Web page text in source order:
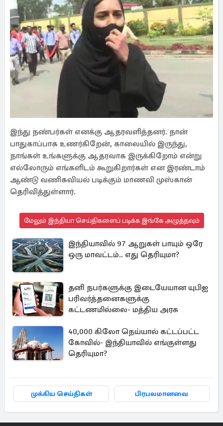
இந்து நண்பர்கள் எனக்கு ஆதரவளித்தனர். நான்
பாதுகாப்பாக உணர்கிறேன், காலையில் இருந்து,
நாங்கள் உங்களுக்கு ஆதரவாக இருக்கிறோம் என்று
எல்லோரும் எங்களிடம் கூறுகிறார்கள் என இரண்டாம்
ஆண்டு வணிகவியல் படிக்கும் மாணவி முஸ்கான்
தெரிவித்துள்ளார்.
மேலும் இந்தியா செய்திகளைப் படிக்க இங்கே அழுத்தவும்
இந்தியாவில் 97 ஆறுகள் பாயும் ஒரே
ஒரு மாவட்டம்.. எது தெரியுமா?
தனி நபர்களுக்கு இடையேயான யுபிஐ
பரிவர்த்தனைகளுக்கு
கட்டணமில்லை- மத்திய அரசு
40,000 கிலோ நெய்யால் கட்டப்பட்ட
கோவில்- இந்தியாவில் எங்குள்ளது
தெரியுமா?
முக்கிய செய்திகள் பிரபலமானவை